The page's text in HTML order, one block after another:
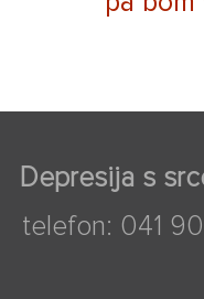
Depresija s
telefon: 041